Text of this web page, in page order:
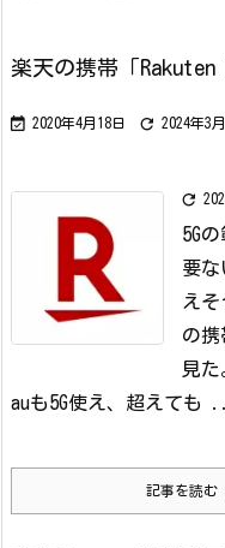
楽天の携帯「Rakuten
 2020年4月18日  2024年3

5G
要な
え
の携
見た
auも5G使え、超えても
記事を読む